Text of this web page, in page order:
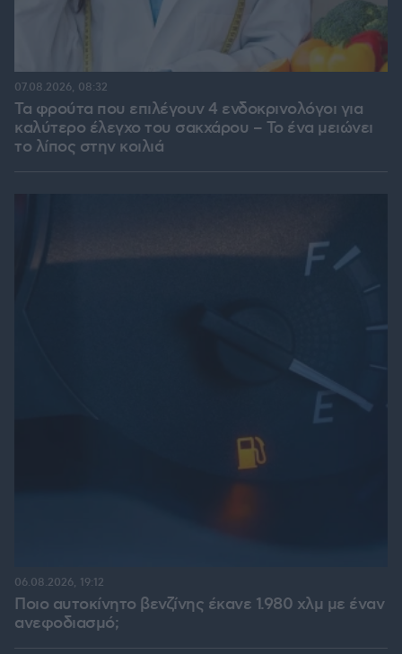
Τα φρούτα που επιλέγουν 4 ενδοκρινολόγοι για
καλύτερο έλεγχο του σακχάρου – Το ένα μειώνει
το λίπος στην κοιλιά
07.08.2026, 08:32
Ποιο αυτοκίνητο βενζίνης έκανε 1.980 χλμ με έναν
ανεφοδιασμό;
06.08.2026, 19:12